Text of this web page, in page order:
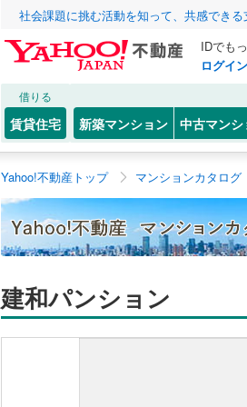
社会課題に挑む活動を知って、共感でき
IDでも
ログイン
借りる
賃貸住宅 新築マンション 中古マンシ
Yahoo!不動産トップ マンションカタログ
建和パンション